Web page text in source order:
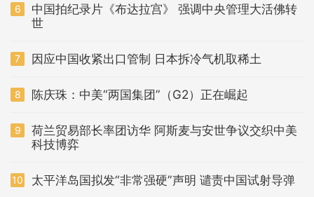
6
中国拍纪录片《布达拉宫》 强调中央管理大活佛转
世
7 因应中国收紧出口管制 日本拆冷气机取稀土
8 陈庆珠：中美“两国集团”（G2）正在崛起
9
荷兰贸易部长率团访华 阿斯麦与安世争议交织中美
科技博弈
10 太平洋岛国拟发“非常强硬”声明 谴责中国试射导弹